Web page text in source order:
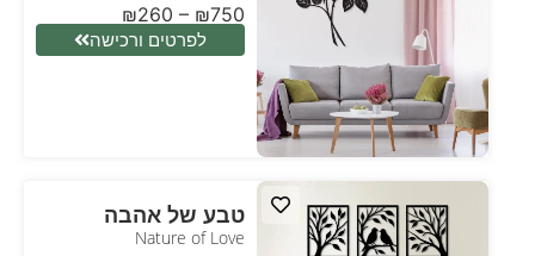
₪260 – ₪750
לפרטים ורכישה
טבע של אהבה
Nature of Love